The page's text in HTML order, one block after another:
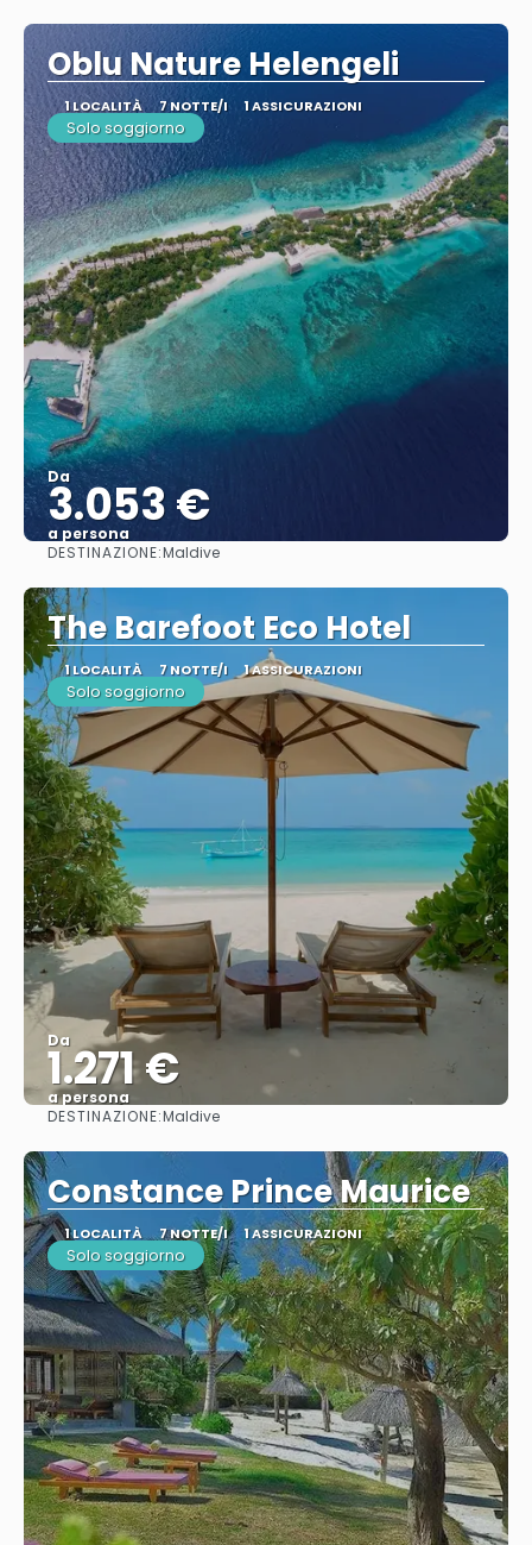
Oblu Nature Helengeli
1 LOCALITÀ 7 NOTTE/I 1 ASSICURAZIONI
Solo soggiorno
Da
3.053 €
a persona
DESTINAZIONE:Maldive
The Barefoot Eco Hotel
1 LOCALITÀ 7 NOTTE/I 1 ASSICURAZIONI
Solo soggiorno
Da
1.271 €
a persona
DESTINAZIONE:Maldive
Constance Prince Maurice
1 LOCALITÀ 7 NOTTE/I 1 ASSICURAZIONI
Solo soggiorno